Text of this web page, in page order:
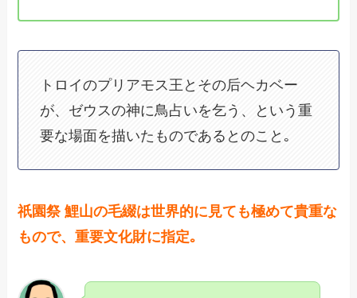
トロイのプリアモス王とその后ヘカベー
が、ゼウスの神に鳥占いを乞う、という重
要な場面を描いたものであるとのこと｡
祇園祭 鯉山の毛綴は世界的に見ても極めて貴重な
もので、重要文化財に指定｡